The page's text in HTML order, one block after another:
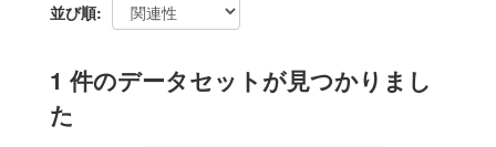
並び順
1 件のデータセットが見つかりまし
た